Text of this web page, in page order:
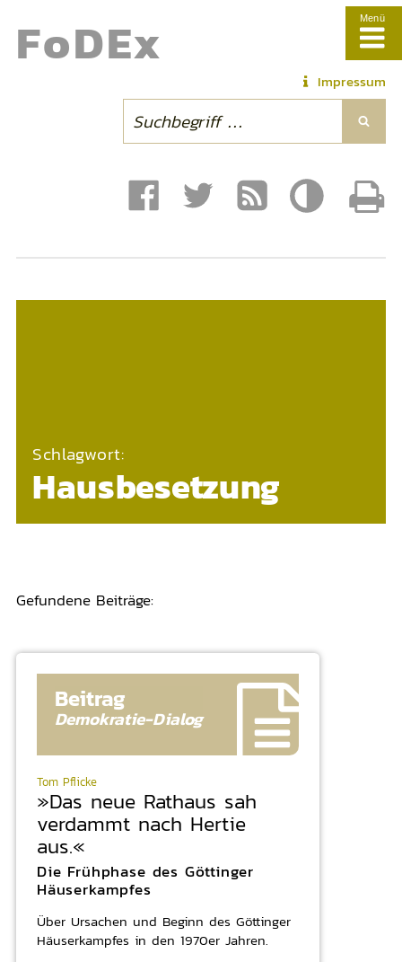
Menü
Impressum
FoDEx
Schlagwort:
Hausbesetzung
Gefundene Beiträge:
Beitrag
Demokratie-Dialog
Tom Pflicke
»Das neue Rathaus sah
verdammt nach Hertie
aus.«
Die Frühphase des Göttinger
Häuserkampfes
Über Ursachen und Beginn des Göttinger
Häuserkampfes in den 1970er Jahren.